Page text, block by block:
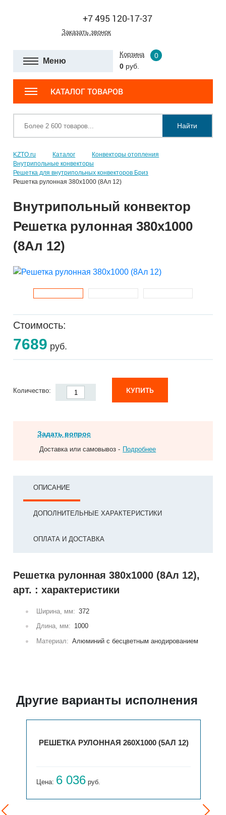
+7 495 120-17-37
Заказать звонок
Меню
Корзина
0
0 руб.
КАТАЛОГ ТОВАРОВ
Найти
KZTO.ru Каталог
Конвекторы отопления
Внутрипольные конвекторы
Решетка для внутрипольных конвекторов Бриз
Решетка рулонная 380x1000 (8Ал 12)
Внутрипольный конвектор
Решетка рулонная 380x1000
(8Ал 12)
Стоимость:
7689 руб.
Количество: КУПИТЬ
Задать вопрос
Доставка или самовывоз - Подробнее
ОПИСАНИЕ
ДОПОЛНИТЕЛЬНЫЕ ХАРАКТЕРИСТИКИ
ОПЛАТА И ДОСТАВКА
Решетка рулонная 380x1000 (8Ал 12),
арт. : характеристики
Ширина, мм: 372
Длина, мм: 1000
Материал: Алюминий с бесцветным анодированием
Другие варианты исполнения
РЕШЕТКА РУЛОННАЯ 260X1000 (5АЛ 12)
Цена: 6 036руб.